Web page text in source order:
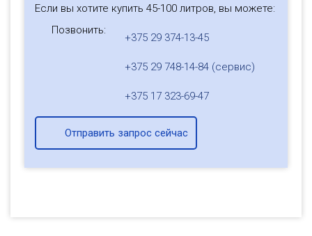
Если вы хотите купить 45-100 литров, вы можете:
Позвонить:
+375 29 374-13-45
+375 29 748-14-84 (сервис)
+375 17 323-69-47
Отправить запрос сейчас